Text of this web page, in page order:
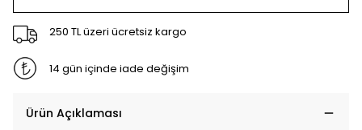
250 TL üzeri ücretsiz kargo
14 gün içinde iade değişim
Ürün Açıklaması